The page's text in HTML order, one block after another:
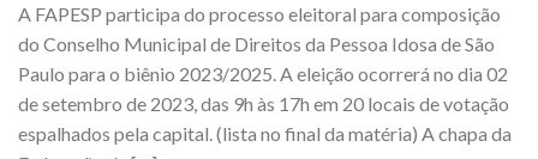
A FAPESP participa do processo eleitoral para composição
do Conselho Municipal de Direitos da Pessoa Idosa de São
Paulo para o biênio 2023/2025. A eleição ocorrerá no dia 02
de setembro de 2023, das 9h às 17h em 20 locais de votação
espalhados pela capital. (lista no final da matéria) A chapa da